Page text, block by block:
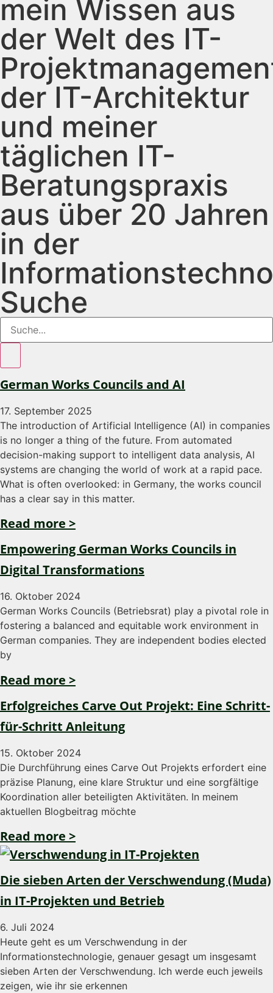
mein Wissen aus
der Welt des IT-
der IT-Architektur
und meiner
täglichen IT-
Beratungspraxis
aus über 20 Jahren
in der
Suche
German Works Councils and AI
17. September 2025
The introduction of Artificial Intelligence (AI) in companies
is no longer a thing of the future. From automated
decision-making support to intelligent data analysis, AI
systems are changing the world of work at a rapid pace.
What is often overlooked: in Germany, the works council
has a clear say in this matter.
Read more >
Empowering German Works Councils in
Digital Transformations
16. Oktober 2024
German Works Councils (Betriebsrat) play a pivotal role in
fostering a balanced and equitable work environment in
German companies. They are independent bodies elected
by
Read more >
Erfolgreiches Carve Out Projekt: Eine Schritt-
für-Schritt Anleitung
15. Oktober 2024
Die Durchführung eines Carve Out Projekts erfordert eine
präzise Planung, eine klare Struktur und eine sorgfältige
Koordination aller beteiligten Aktivitäten. In meinem
aktuellen Blogbeitrag möchte
Read more >
Die sieben Arten der Verschwendung (Muda)
in IT-Projekten und Betrieb
6. Juli 2024
Heute geht es um Verschwendung in der
Informationstechnologie, genauer gesagt um insgesamt
sieben Arten der Verschwendung. Ich werde euch jeweils
zeigen, wie ihr sie erkennen